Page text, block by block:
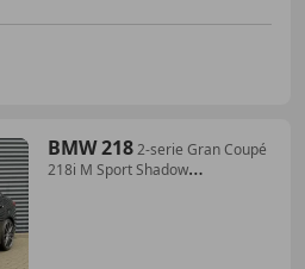
BMW 2182-serie Gran Coupé
218i M Sport Shadow